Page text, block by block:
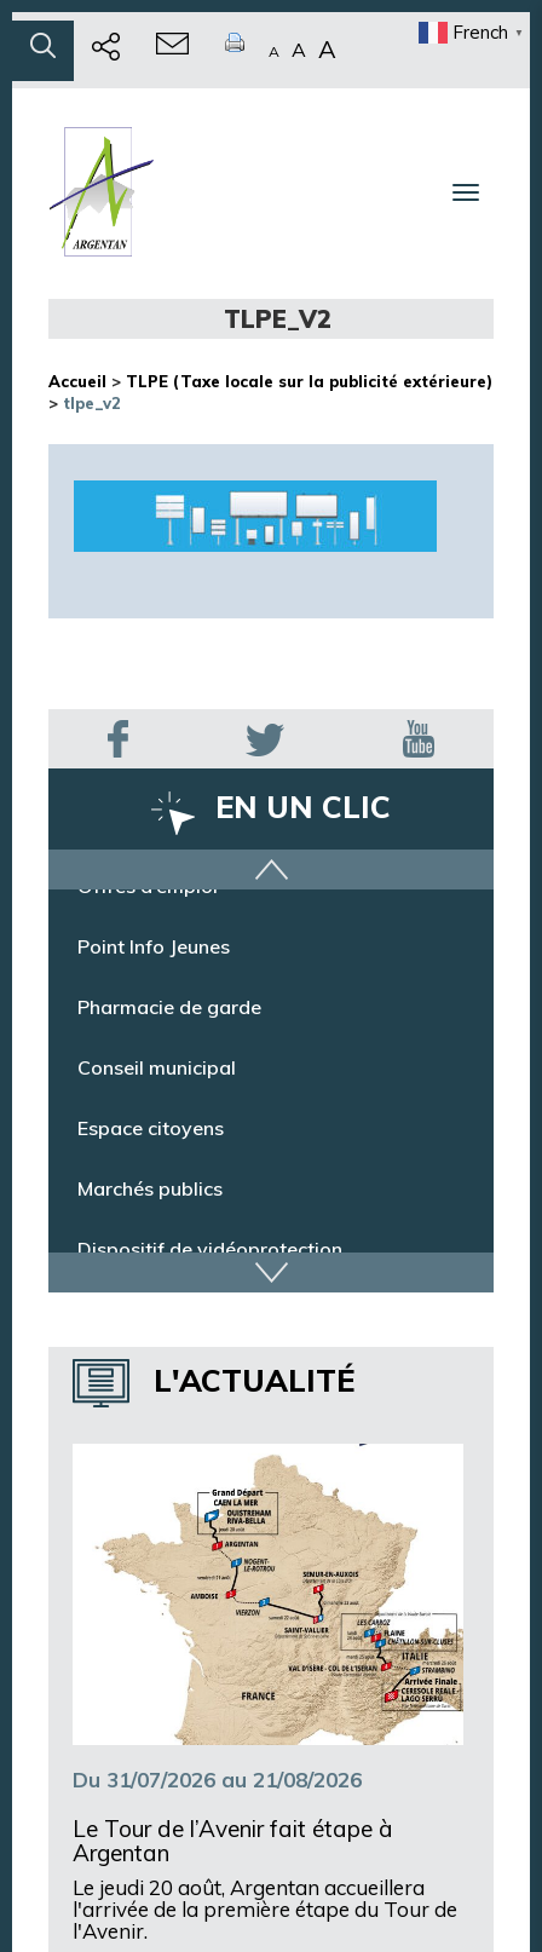
A A A
French ▼
Toggle
TLPE_V2
Accueil > TLPE (Taxe locale sur la publicité extérieure)
> tlpe_v2
EN UN CLIC
Dispositif de vidéoprotection
Annuaire des services
Annuaire des associations
Argentan Aujourd’hui
L'ACTUALITÉ
Du 31/07/2026 au 21/08/2026
Le Tour de l’Avenir fait étape à
Argentan
Le jeudi 20 août, Argentan accueillera
l'arrivée de la première étape du Tour de
l'Avenir.